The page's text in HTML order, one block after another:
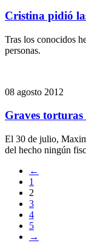
Cristina pidió
Tras los conocidos
personas.
08 agosto 2012
Graves torturas
El 30 de julio,
del hecho ningún
←
1
2
3
4
5
→